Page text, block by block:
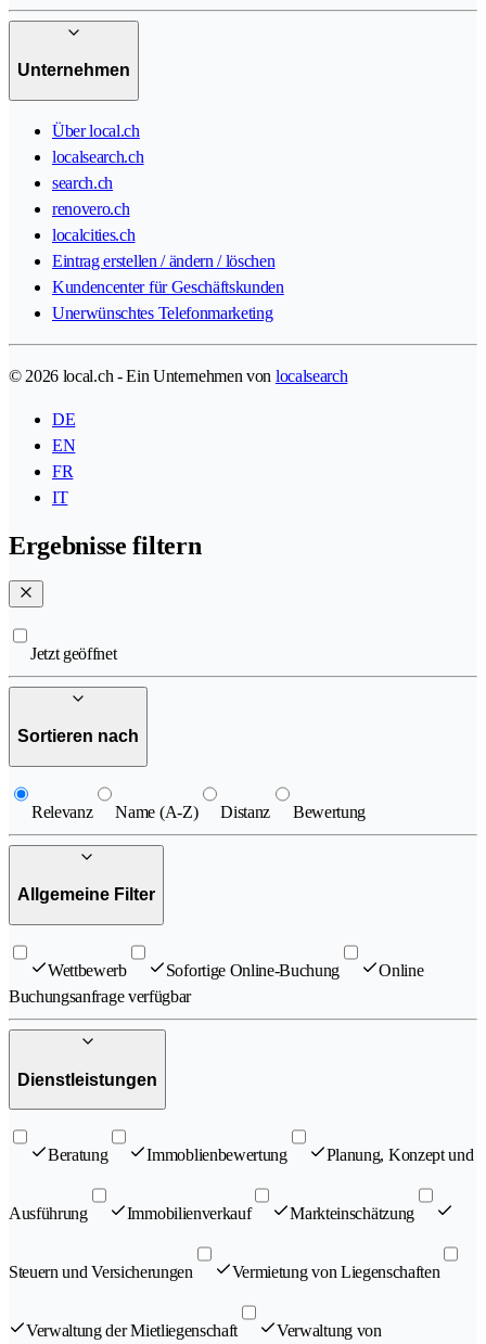
Unternehmen
Über local.ch
localsearch.ch
search.ch
renovero.ch
localcities.ch
Eintrag erstellen / ändern / löschen
Kundencenter für Geschäftskunden
Unerwünschtes Telefonmarketing
© 2026 local.ch - Ein Unternehmen von localsearch
DE
EN
FR
IT
Ergebnisse filtern
Jetzt geöffnet
Sortieren nach
Relevanz Name (A-Z) Distanz Bewertung
Allgemeine Filter
Wettbewerb Sofortige Online-Buchung
Online
Buchungsanfrage verfügbar
Dienstleistungen
Beratung Immoblienbewertung Planung, Konzept und
Ausführung Immobilienverkauf Markteinschätzung
Steuern und Versicherungen Vermietung von Liegenschaften
Verwaltung der Mietliegenschaft Verwaltung von